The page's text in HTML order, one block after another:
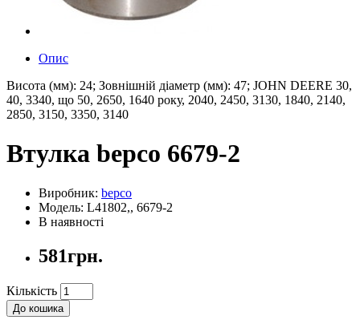
Опис
Висота (мм): 24; Зовнішній діаметр (мм): 47; JOHN DEERE 30,
40, 3340, що 50, 2650, 1640 року, 2040, 2450, 3130, 1840, 2140,
2850, 3150, 3350, 3140
Втулка bepco 6679-2
Виробник: bepco
Модель: L41802,, 6679-2
В наявності
581грн.
Кількість
До кошика